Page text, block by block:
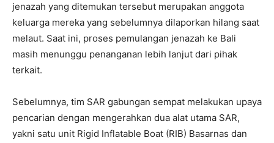
jenazah yang ditemukan tersebut merupakan anggota
keluarga mereka yang sebelumnya dilaporkan hilang saat
melaut. Saat ini, proses pemulangan jenazah ke Bali
masih menunggu penanganan lebih lanjut dari pihak
terkait.
Sebelumnya, tim SAR gabungan sempat melakukan upaya
pencarian dengan mengerahkan dua alat utama SAR,
yakni satu unit Rigid Inflatable Boat (RIB) Basarnas dan